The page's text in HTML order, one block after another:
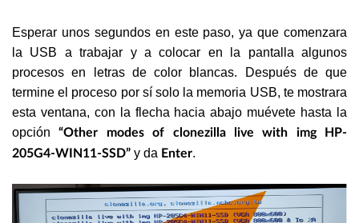
Esperar unos segundos en este paso, ya que comenzara
la USB a trabajar y a colocar en la pantalla algunos
procesos en letras de color blancas.
Después de que
termine el proceso por sí solo la memoria USB, te mostrara
esta ventana, con la flecha hacia abajo muévete hasta la
opción“Other modes of clonezilla live with img HP-
205G4-WIN11-SSD” y da Enter.